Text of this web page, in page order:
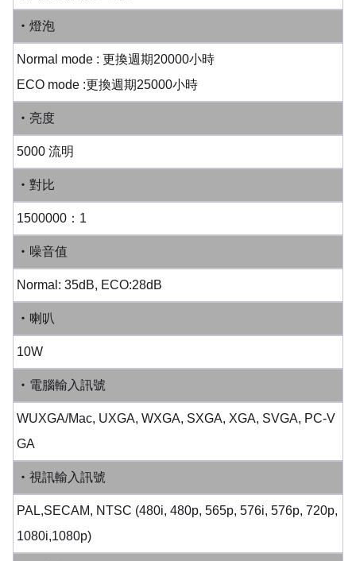
‧燈泡
Normal mode : 更換週期20000小時
ECO mode :更換週期25000小時
‧亮度
5000 流明
‧對比
1500000：1
‧噪音值
Normal: 35dB, ECO:28dB
‧喇叭
10W
‧電腦輸入訊號
WUXGA/Mac, UXGA, WXGA, SXGA, XGA, SVGA, PC-V
GA
‧視訊輸入訊號
PAL,SECAM, NTSC (480i, 480p, 565p, 576i, 576p, 720p,
1080i,1080p)